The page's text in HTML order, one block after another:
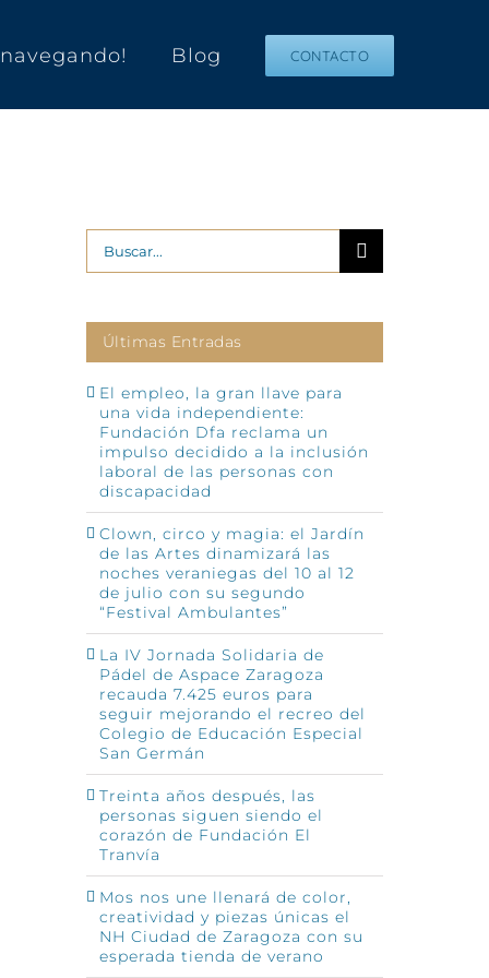
navegando! Blog CONTACTO
Buscar:
Últimas Entradas
El empleo, la gran llave para
una vida independiente:
Fundación Dfa reclama un
impulso decidido a la inclusión
laboral de las personas con
discapacidad
Clown, circo y magia: el Jardín
de las Artes dinamizará las
noches veraniegas del 10 al 12
de julio con su segundo
“Festival Ambulantes”
La IV Jornada Solidaria de
Pádel de Aspace Zaragoza
recauda 7.425 euros para
seguir mejorando el recreo del
Colegio de Educación Especial
San Germán
Treinta años después, las
personas siguen siendo el
corazón de Fundación El
Tranvía
Mos nos une llenará de color,
creatividad y piezas únicas el
NH Ciudad de Zaragoza con su
esperada tienda de verano